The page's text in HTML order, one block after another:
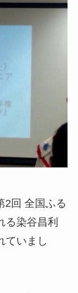
2回 全国ふる
る染谷昌利
ていまし